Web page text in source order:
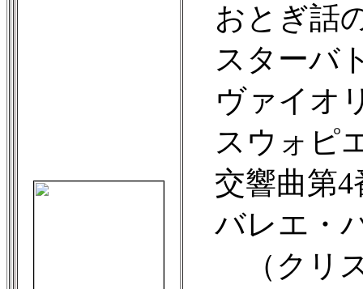
おとぎ話
スターバ
ヴァイオ
スウォピ
交響曲第4
バレエ・
（クリス